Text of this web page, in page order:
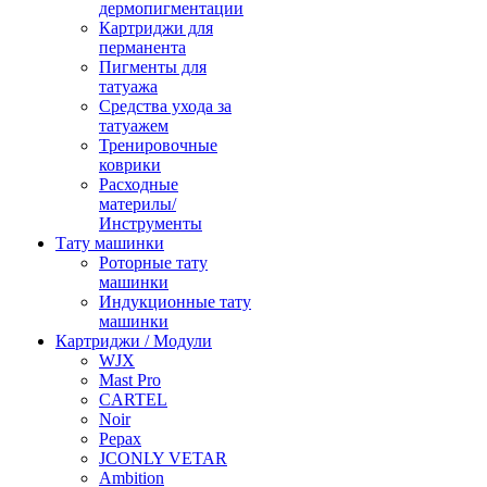
дермопигментации
Картриджи для
перманента
Пигменты для
татуажа
Средства ухода за
татуажем
Тренировочные
коврики
Расходные
материлы/
Инструменты
Тату машинки
Роторные тату
машинки
Индукционные тату
машинки
Картриджи / Модули
WJX
Mast Pro
CARTEL
Noir
Pepax
JCONLY VETAR
Ambition